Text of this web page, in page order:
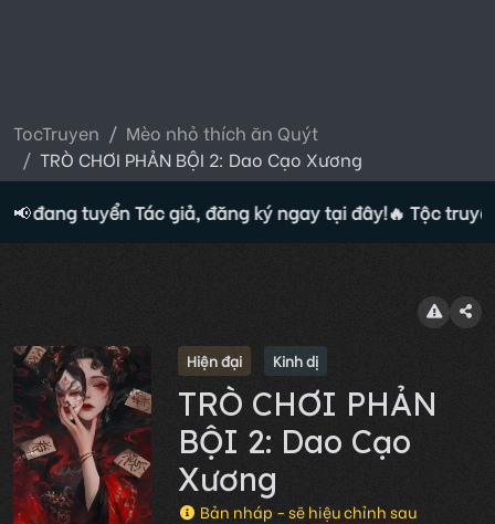
TocTruyen
Mèo nhỏ thích ăn Quýt
TRÒ CHƠI PHẢN BỘI 2: Dao Cạo Xương
📢đang tuyển Tác giả, đăng ký ngay tại đây!🔥 Tộc
Hiện đại Kinh dị
TRÒ CHƠI PHẢN
BỘI 2: Dao Cạo
Xương
Bản nháp - sẽ hiệu chỉnh sau